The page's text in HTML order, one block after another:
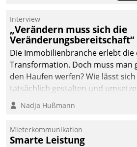
Die monatlichen
Mitteilungen zum
Heizungs- und
Wasserverbrauch gehen
automatisiert, vollständig
und auf Wunsch über
mehrere zuvor
Kommunikationswege bei
Interview
„Verändern muss sich die
Veränderungsbereitschaft“
Die Immobilienbranche erlebt die
Transformation. Doch muss man
den Haufen werfen? Wie lässt
tatsächlich gestalten und
Argumente zählen wirklich?
Nadja Hußmann
Mieterkommunikation
Smarte Leistung